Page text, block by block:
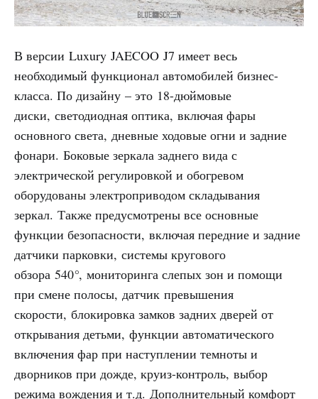
В версии Luxury JAECOO J7 имеет весь
необходимый функционал автомобилей бизнес-
класса. По дизайну – это 18-дюймовые
диски, светодиодная оптика, включая фары
основного света, дневные ходовые огни и задние
фонари. Боковые зеркала заднего вида с
электрической регулировкой и обогревом
оборудованы электроприводом складывания
зеркал. Также предусмотрены все основные
функции безопасности, включая передние и задние
датчики парковки, системы кругового
обзора 540°, мониторинга слепых зон и помощи
при смене полосы, датчик превышения
скорости, блокировка замков задних дверей от
открывания детьми, функции автоматического
включения фар при наступлении темноты и
дворников при дожде, круиз-контроль, выбор
режима вождения и т.д. Дополнительный комфорт